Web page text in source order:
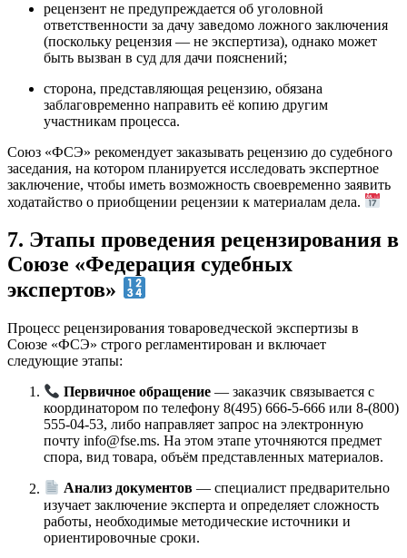
рецензент не предупреждается об уголовной
ответственности за дачу заведомо ложного заключения
(поскольку рецензия — не экспертиза), однако может
быть вызван в суд для дачи пояснений;
сторона, представляющая рецензию, обязана
заблаговременно направить её копию другим
участникам процесса.
Союз «ФСЭ» рекомендует заказывать рецензию до судебного
заседания, на котором планируется исследовать экспертное
заключение, чтобы иметь возможность своевременно заявить
ходатайство о приобщении рецензии к материалам дела.
7. Этапы проведения рецензирования в
Союзе «Федерация судебных
экспертов»
Процесс рецензирования товароведческой экспертизы в
Союзе «ФСЭ» строго регламентирован и включает
следующие этапы:
Первичное обращение — заказчик связывается с
координатором по телефону 8(495) 666-5-666 или 8-(800)
555-04-53, либо направляет запрос на электронную
почту info@fse.ms. На этом этапе уточняются предмет
спора, вид товара, объём представленных материалов.
Анализ документов — специалист предварительно
изучает заключение эксперта и определяет сложность
работы, необходимые методические источники и
ориентировочные сроки.